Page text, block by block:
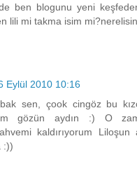
ben blogunu yeni
lili mi takma isim
Eylül 2010 10:16
sen, çook cingöz bu
gözün aydın :) O
kaldırıyorum Liloşun
:))